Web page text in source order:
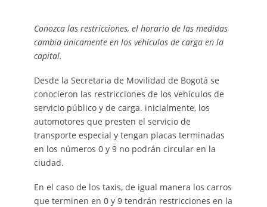
Conozca las restricciones, el horario de las medidas
cambia únicamente en los vehículos de carga en la
capital.
Desde la Secretaria de Movilidad de Bogotá se
conocieron las restricciones de los vehículos de
servicio público y de carga. inicialmente, los
automotores que presten el servicio de
transporte especial y tengan placas terminadas
en los números 0 y 9 no podrán circular en la
ciudad.
En el caso de los taxis, de igual manera los carros
que terminen en 0 y 9 tendrán restricciones en la